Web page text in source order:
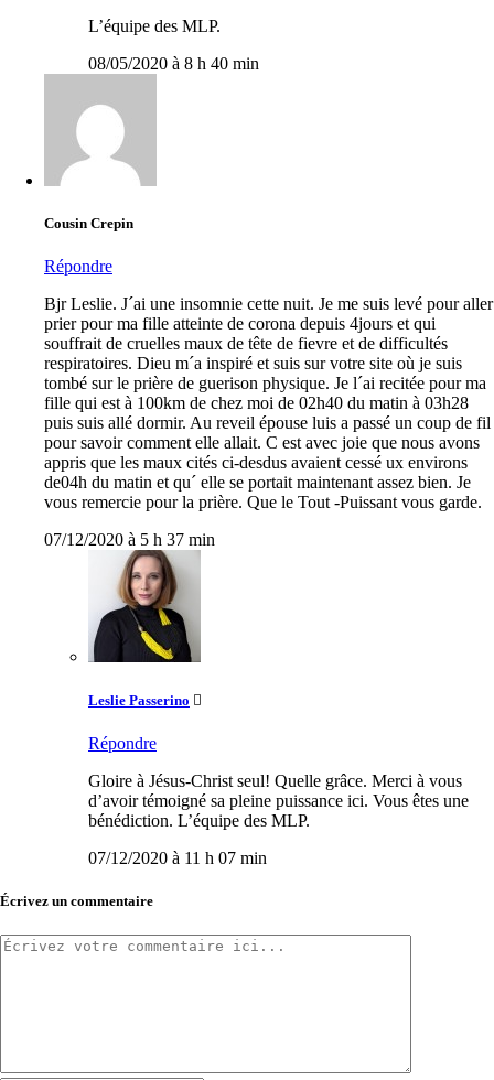
L’équipe des MLP.
08/05/2020 à 8 h 40 min
Cousin Crepin
Répondre
Bjr Leslie. J´ai une insomnie cette nuit. Je me suis levé pour aller
prier pour ma fille atteinte de corona depuis 4jours et qui
souffrait de cruelles maux de tête de fievre et de difficultés
respiratoires. Dieu m´a inspiré et suis sur votre site où je suis
tombé sur le prière de guerison physique. Je l´ai recitée pour ma
fille qui est à 100km de chez moi de 02h40 du matin à 03h28
puis suis allé dormir. Au reveil épouse luis a passé un coup de fil
pour savoir comment elle allait. C est avec joie que nous avons
appris que les maux cités ci-desdus avaient cessé ux environs
de04h du matin et qu´ elle se portait maintenant assez bien. Je
vous remercie pour la prière. Que le Tout -Puissant vous garde.
07/12/2020 à 5 h 37 min
Leslie Passerino
Répondre
Gloire à Jésus-Christ seul! Quelle grâce. Merci à vous
d’avoir témoigné sa pleine puissance ici. Vous êtes une
bénédiction. L’équipe des MLP.
07/12/2020 à 11 h 07 min
Écrivez un commentaire